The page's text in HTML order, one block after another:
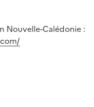
Nouvelle-Calédonie :